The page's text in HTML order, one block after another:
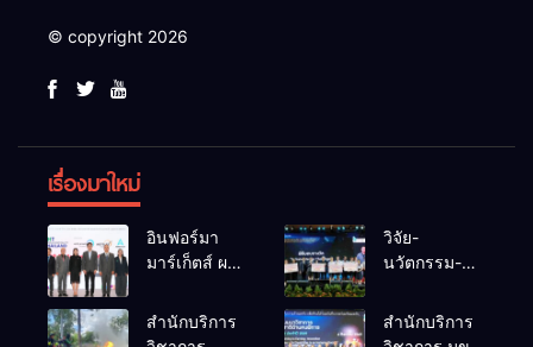
© copyright 2026
เรื่องมาใหม่
อินฟอร์มา
มาร์เก็ตส์ ผนึก
ธุรกิจท่อง
เที่ยว-บริการ
วิจัย-
นวัตกรรม-
คือโอกาสใหม่
ของคนพิการ
สำนักบริการ
สำนักบริการ